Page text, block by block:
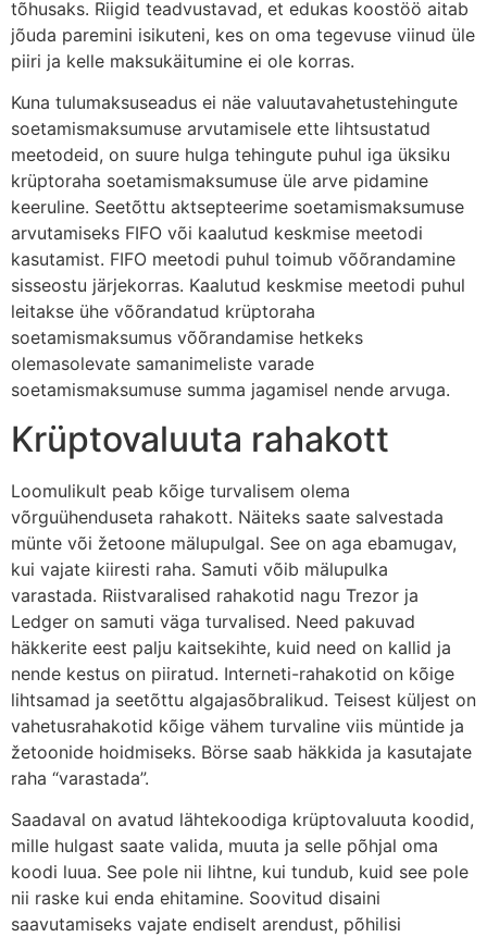
tõhusaks. Riigid teadvustavad, et edukas koostöö aitab
jõuda paremini isikuteni, kes on oma tegevuse viinud üle
piiri ja kelle maksukäitumine ei ole korras.
Kuna tulumaksuseadus ei näe valuutavahetustehingute
soetamismaksumuse arvutamisele ette lihtsustatud
meetodeid, on suure hulga tehingute puhul iga üksiku
krüptoraha soetamismaksumuse üle arve pidamine
keeruline. Seetõttu aktsepteerime soetamismaksumuse
arvutamiseks FIFO või kaalutud keskmise meetodi
kasutamist. FIFO meetodi puhul toimub võõrandamine
sisseostu järjekorras. Kaalutud keskmise meetodi puhul
leitakse ühe võõrandatud krüptoraha
soetamismaksumus võõrandamise hetkeks
olemasolevate samanimeliste varade
soetamismaksumuse summa jagamisel nende arvuga.
Krüptovaluuta rahakott
Loomulikult peab kõige turvalisem olema
võrguühenduseta rahakott. Näiteks saate salvestada
münte või žetoone mälupulgal. See on aga ebamugav,
kui vajate kiiresti raha. Samuti võib mälupulka
varastada. Riistvaralised rahakotid nagu Trezor ja
Ledger on samuti väga turvalised. Need pakuvad
häkkerite eest palju kaitsekihte, kuid need on kallid ja
nende kestus on piiratud. Interneti-rahakotid on kõige
lihtsamad ja seetõttu algajasõbralikud. Teisest küljest on
vahetusrahakotid kõige vähem turvaline viis müntide ja
žetoonide hoidmiseks. Börse saab häkkida ja kasutajate
raha “varastada”.
Saadaval on avatud lähtekoodiga krüptovaluuta koodid,
mille hulgast saate valida, muuta ja selle põhjal oma
koodi luua. See pole nii lihtne, kui tundub, kuid see pole
nii raske kui enda ehitamine. Soovitud disaini
saavutamiseks vajate endiselt arendust, põhilisi